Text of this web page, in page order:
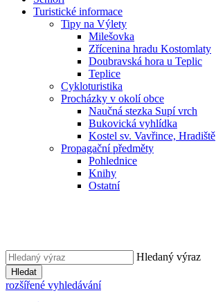
Turistické informace
Tipy na Výlety
Milešovka
Zřícenina hradu Kostomlaty
Doubravská hora u Teplic
Teplice
Cykloturistika
Procházky v okolí obce
Naučná stezka Supí vrch
Bukovická vyhlídka
Kostel sv. Vavřince, Hradiště
Propagační předměty
Pohlednice
Knihy
Ostatní
Hledaný výraz
Hledat
rozšířené vyhledávání